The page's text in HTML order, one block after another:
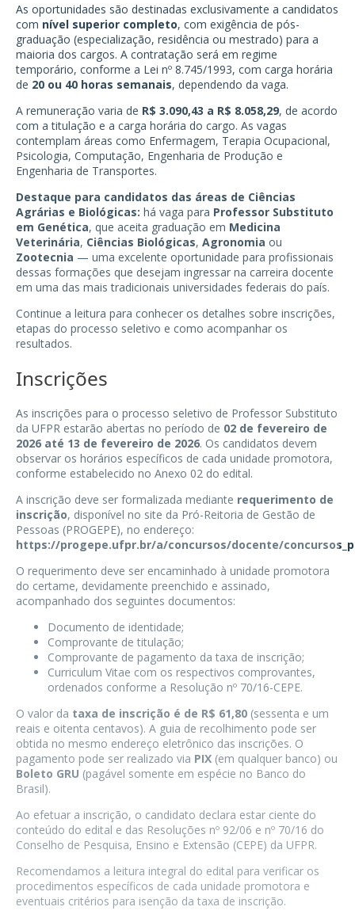
As oportunidades são destinadas exclusivamente a candidatos
com nível superior completo, com exigência de pós-
graduação (especialização, residência ou mestrado) para a
maioria dos cargos. A contratação será em regime
temporário, conforme a Lei nº 8.745/1993, com carga horária
de 20 ou 40 horas semanais, dependendo da vaga.
A remuneração varia de R$ 3.090,43 a R$ 8.058,29, de acordo
com a titulação e a carga horária do cargo. As vagas
contemplam áreas como Enfermagem, Terapia Ocupacional,
Psicologia, Computação, Engenharia de Produção e
Engenharia de Transportes.
Destaque para candidatos das áreas de Ciências
Agrárias e Biológicas: há vaga para Professor Substituto
em Genética, que aceita graduação em Medicina
Veterinária, Ciências Biológicas, Agronomia ou
Zootecnia — uma excelente oportunidade para profissionais
dessas formações que desejam ingressar na carreira docente
em uma das mais tradicionais universidades federais do país.
Continue a leitura para conhecer os detalhes sobre inscrições,
etapas do processo seletivo e como acompanhar os
resultados.
Inscrições
As inscrições para o processo seletivo de Professor Substituto
da UFPR estarão abertas no período de 02 de fevereiro de
2026 até 13 de fevereiro de 2026. Os candidatos devem
observar os horários específicos de cada unidade promotora,
conforme estabelecido no Anexo 02 do edital.
A inscrição deve ser formalizada mediante requerimento de
inscrição, disponível no site da Pró-Reitoria de Gestão de
Pessoas (PROGEPE), no endereço:
https://progepe.ufpr.br/a/concursos/docente/
O requerimento deve ser encaminhado à unidade promotora
do certame, devidamente preenchido e assinado,
acompanhado dos seguintes documentos:
Documento de identidade;
Comprovante de titulação;
Comprovante de pagamento da taxa de inscrição;
Curriculum Vitae com os respectivos comprovantes,
ordenados conforme a Resolução nº 70/16-CEPE.
O valor da taxa de inscrição é de R$ 61,80 (sessenta e um
reais e oitenta centavos). A guia de recolhimento pode ser
obtida no mesmo endereço eletrônico das inscrições. O
pagamento pode ser realizado via PIX (em qualquer banco) ou
Boleto GRU (pagável somente em espécie no Banco do
Brasil).
Ao efetuar a inscrição, o candidato declara estar ciente do
conteúdo do edital e das Resoluções nº 92/06 e nº 70/16 do
Conselho de Pesquisa, Ensino e Extensão (CEPE) da UFPR.
Recomendamos a leitura integral do edital para verificar os
procedimentos específicos de cada unidade promotora e
eventuais critérios para isenção da taxa de inscrição.